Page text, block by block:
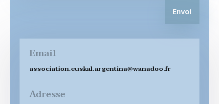
Envoi
Email
association.euskal.argentina@wanadoo.fr
Adresse